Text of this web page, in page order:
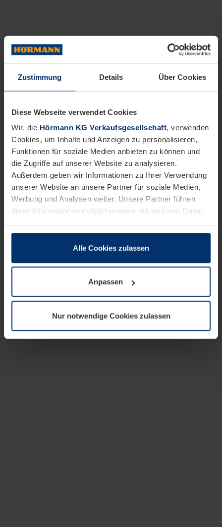
Zustimmung Details Über Cookies
Diese Webseite verwendet Cookies
Wir, die Hörmann KG Verkaufsgesellschaft, verwenden
Cookies, um Inhalte und Anzeigen zu personalisieren,
Funktionen für soziale Medien anbieten zu können und
die Zugriffe auf unserer Website zu analysieren.
Außerdem geben wir Informationen zu Ihrer Verwendung
unserer Website an unsere Partner für soziale Medien,
Werbung und Analysen weiter. Unsere Partner führen
diese Informationen möglicherweise mit weiteren Daten
sie im Rahmen Ihrer Nutzung der Dienste gesammelt
wenn diese für den Betrieb dieser Seite unbedingt
notwendig sind. Für alle anderen Cookie-Typen benötigen
wir Ihre Erlaubnis. Ihre Einwilligung können Sie jederzeit
Datenschutzerklärungunserer Website ändern oder
widerrufen.
Alle Cookies zulassen
Anpassen
Nur notwendige Cookies zulassen